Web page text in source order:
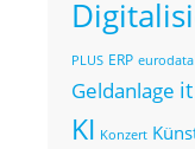
PLUS ERP eurodata
Geldanlage it
KI Konzert